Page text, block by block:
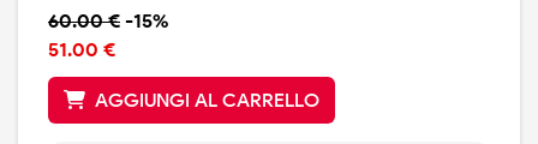
60.00 € -15%
51.00 €
AGGIUNGI AL CARRELLO